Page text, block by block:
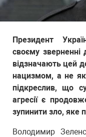
Президент
своєму зверненні
відзначають цей
нацизмом, а не як
підкреслив, що
агресії є
зупинити зло, яке
Володимир